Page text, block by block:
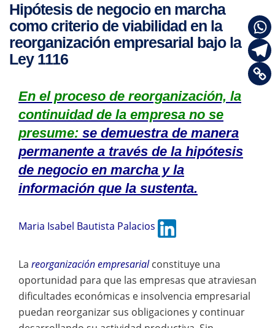
Hipótesis de negocio en marcha
como criterio de viabilidad en la
reorganización empresarial bajo la
Ley 1116
En el proceso de reorganización, la
continuidad de la empresa no se
presume: se demuestra de manera
permanente a través de la hipótesis
de negocio en marcha y la
información que la sustenta.
Maria Isabel Bautista Palacios
La reorganización empresarial constituye una
oportunidad para que las empresas que atraviesan
dificultades económicas e insolvencia empresarial
puedan reorganizar sus obligaciones y continuar